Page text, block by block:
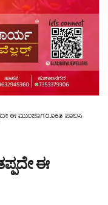
ಈ ಮುಂಜಾಗರೂಕತೆ ಪಾಲಿಸಿ
ಈ